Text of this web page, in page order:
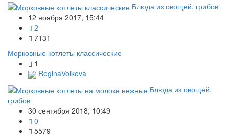
Блюда из овощей, грибов
12 ноября 2017, 15:44
2
7131
Морковные котлеты классические
1
ReginaVolkova
Блюда из овощей,
грибов
30 сентября 2018, 10:49
0
5579